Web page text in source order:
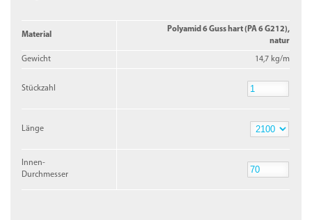
Material
Polyamid 6 Guss hart (PA 6 G212),
natur
Gewicht 14,7 kg/m
Stückzahl
Länge
Innen-
Durchmesser